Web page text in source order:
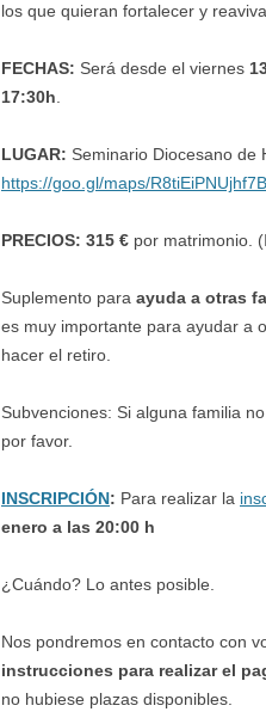
los que quieran fortalecer y
FECHAS: Será desde el viernes
17:30h.
LUGAR: Seminario Diocesano de
https://goo.gl/maps/
PRECIOS: 315 € por matrimonio.
Suplemento para ayuda a otras
es muy importante para ayudar a
hacer el retiro.
Subvenciones: Si alguna familia
por favor.
INSCRIPCIÓN: Para realizar la
enero a las 20:00 h
¿Cuándo? Lo antes posible.
Nos pondremos en contacto con
instrucciones para realizar el
no hubiese plazas disponibles.